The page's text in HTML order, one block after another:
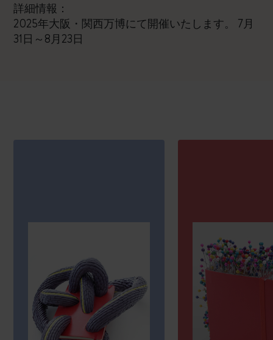
詳細情報：
2025年大阪・関西万博にて開催いたします。 7月
31日～8月23日